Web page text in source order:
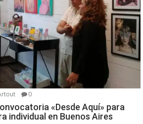
0
«Desde Aquí» para
individual en Buenos Aires